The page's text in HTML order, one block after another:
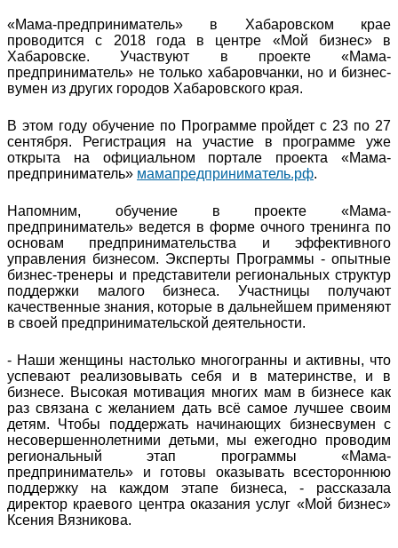
«Мама-предприниматель» в Хабаровском крае
проводится с 2018 года в центре «Мой бизнес» в
Хабаровске. Участвуют в проекте «Мама-
предприниматель» не только хабаровчанки, но и бизнес-
вумен из других городов Хабаровского края.
В этом году обучение по Программе пройдет с 23 по 27
сентября. Регистрация на участие в программе уже
открыта на официальном портале проекта «Мама-
предприниматель» мамапредприниматель.рф.
Напомним, обучение в проекте «Мама-
предприниматель» ведется в форме очного тренинга по
основам предпринимательства и эффективного
управления бизнесом. Эксперты Программы - опытные
бизнес-тренеры и представители региональных структур
поддержки малого бизнеса. Участницы получают
качественные знания, которые в дальнейшем применяют
в своей предпринимательской деятельности.
- Наши женщины настолько многогранны и активны, что
успевают реализовывать себя и в материнстве, и в
бизнесе. Высокая мотивация многих мам в бизнесе как
раз связана с желанием дать всё самое лучшее своим
детям. Чтобы поддержать начинающих бизнесвумен с
несовершеннолетними детьми, мы ежегодно проводим
региональный этап программы «Мама-
предприниматель» и готовы оказывать всестороннюю
поддержку на каждом этапе бизнеса, - рассказала
директор краевого центра оказания услуг «Мой бизнес»
Ксения Вязникова.